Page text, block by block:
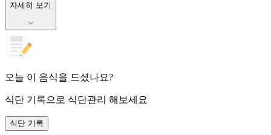
자세히 보기
오늘 이 음식을 드셨나요?
식단 기록으로 식단관리 해보세요
식단 기록